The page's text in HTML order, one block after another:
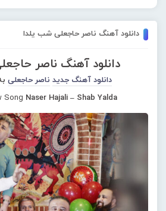
دانلود آهنگ ناصر حاجعلی شب یلدا
دانلود آهنگ ناصر
دانلود آهنگ جدید ناصر حاجعلی
Song Naser Hajali – Shab Yalda